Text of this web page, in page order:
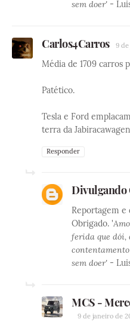
sem doer' -
Carlos4Carros 9 de
Média de 1709 carros
Patético.
Tesla e Ford
terra da
Responder
Divulgando
Reportagem e
Obrigado. '
ferida que dói,
sem doer' -
MCS -
9 de janeiro de